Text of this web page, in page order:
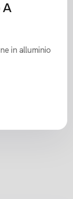
A
in alluminio